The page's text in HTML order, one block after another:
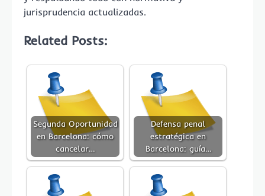
jurisprudencia actualizadas.
Related Posts:
Segunda Oportunidad
en Barcelona: cómo
cancelar…
Defensa penal
estratégica en
Barcelona: guía…